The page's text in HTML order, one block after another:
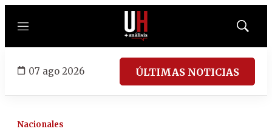
Menú
Mostrar
07 ago 2026 ÚLTIMAS NOTICIAS
Nacionales